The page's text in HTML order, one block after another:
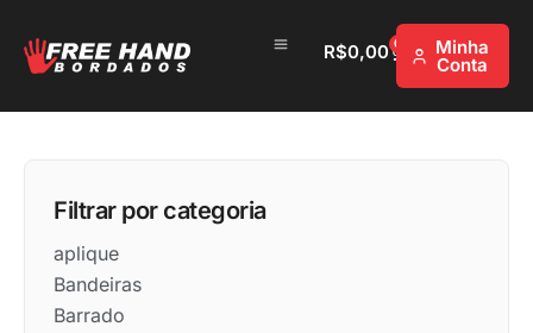
R$0,00 0 Minha
Conta
Filtrar por categoria
aplique
Bandeiras
Barrado